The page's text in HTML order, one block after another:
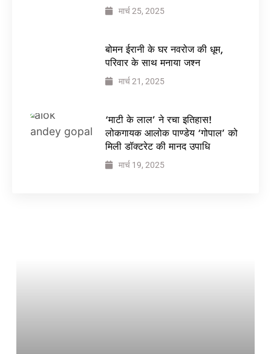
मार्च 25, 2025
बोमन ईरानी के घर नवरोज की धूम,
परिवार के साथ मनाया जश्न
मार्च 21, 2025
‘माटी के लाल’ ने रचा इतिहास!
लोकगायक आलोक पाण्डेय ‘गोपाल’ को
मिली डॉक्टरेट की मानद उपाधि
मार्च 19, 2025